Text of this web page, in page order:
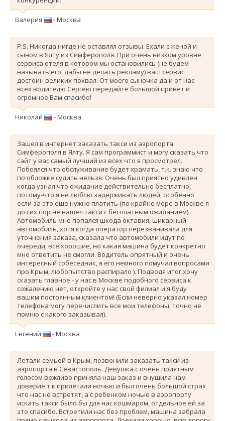
Валерия - Москва
P.S. Никогда нигде не оставлял отзывы. Ехали с женой и
сыном в Ялту из Симферополя. При очень низком уровне
сервиса отеля в котором мы остановились (не будем
называть его, дабы не делать рекламу) ваш сервис
достоин великих похвал. От моего сыночка да и от нас
всех водителю Сергею передайте большой привет и
огромное Вам спасибо!
Николай - Москва
Зашел в интернет заказать такси из аэропорта
Симферополя в Ялту. Я сам программист и могу сказать что
сайт у вас самый лучший из всех что я просмотрел.
Побоялся что обслуживание будет храмать, т.к. знаю что
по обложке судить нельзя. Очень был приятно удивлен
когда узнал что ожидание действительно бесплатно,
потому-что я не люблю задерживать людей, особенно
если за это еще нужно платить (по крайне мере в Москве я
до сих пор не нашел такси с бесплатным ожиданием).
Автомобиль мне попался шкода октавия, шикарный
автомобиль, хотя когда оператор перезванивала для
уточнения заказа, сказала что автомобили идут по
очереди, все хорошие, но какая машина будет конкретно
мне ответить не смогли. Водитель опрятный и очень
интересный собеседник, я его немного помучал вопросами
про Крым, любопытство распирало ). Подводя итог хочу
сказать главное - у нас в Москве подобного сервиса к
сожалению нет, откройте у нас свой филиал и я буду
вашим постоянным клиентом! (Если неверно указал номер
телефона могу перечислить все мои телефоны, точно не
помню с какого заказывал).
Евгений - Москва
Летали семьей в Крым, позвонили заказать такси из
аэропорта в Севастополь. Девушка с очень приятным
голосом вежливо приняла наш заказ и внушила нам
доверие т к прилетали ночью и был очень большой страх
что нас не встретят, а с ребенком ночью в аэропорту
искать такси было бы для нас кошмаром, отдельное ей за
это спасибо. Вcтретили нас без проблем, машина забрала